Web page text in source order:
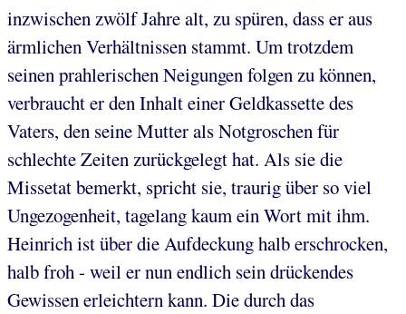
inzwischen zwölf Jahre alt, zu spüren, dass er aus
ärmlichen Verhältnissen stammt. Um trotzdem
seinen prahlerischen Neigungen folgen zu können,
verbraucht er den Inhalt einer Geldkassette des
Vaters, den seine Mutter als Notgroschen für
schlechte Zeiten zurückgelegt hat. Als sie die
Missetat bemerkt, spricht sie, traurig über so viel
Ungezogenheit, tagelang kaum ein Wort mit ihm.
Heinrich ist über die Aufdeckung halb erschrocken,
halb froh - weil er nun endlich sein drückendes
Gewissen erleichtern kann. Die durch das